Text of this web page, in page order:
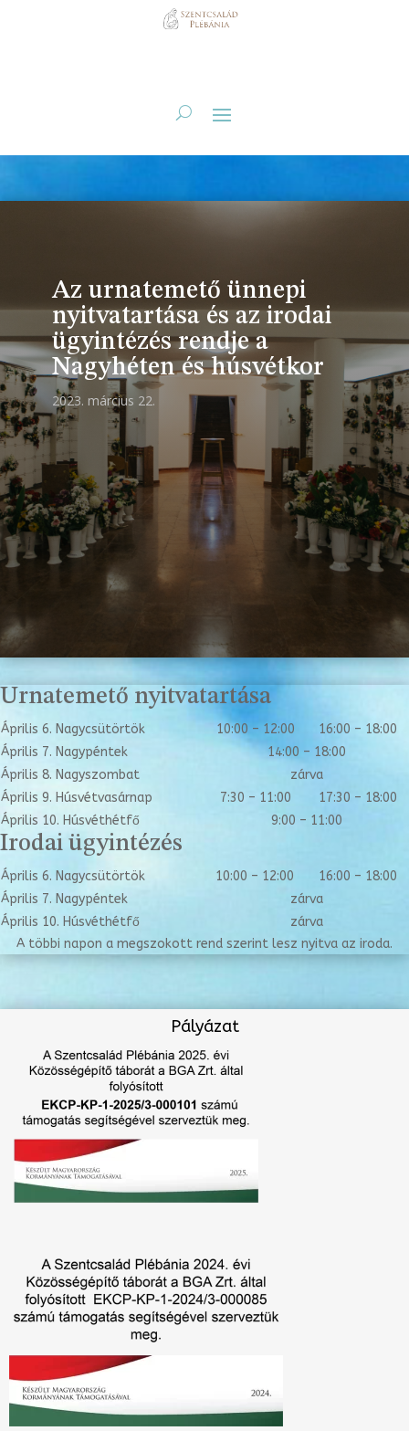
Az urnatemető ünnepi
nyitvatartása és az irodai
ügyintézés rendje a
Nagyhéten és húsvétkor
2023. március 22.
Urnatemető nyitvatartása
Április 6. Nagycsütörtök 10:00 – 12:00
16:00 – 18:00
Április 7. Nagypéntek
14:00 – 18:00
Április 8. Nagyszombat
zárva
Április 9. Húsvétvasárnap
7:30 – 11:00
17:30 – 18:00
Április 10. Húsvéthétfő
9:00 – 11:00
Irodai ügyintézés
Április 6. Nagycsütörtök 10:00 – 12:00
16:00 – 18:00
Április 7. Nagypéntek
zárva
Április 10. Húsvéthétfő
zárva
A többi napon a megszokott rend szerint lesz nyitva az iroda.
Pályázat